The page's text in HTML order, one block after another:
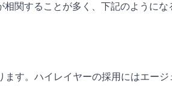
関することが多く、下記のようにな
す。ハイレイヤーの採用にはエー